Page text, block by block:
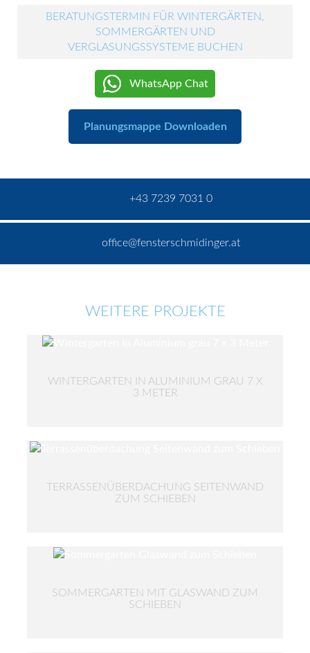
BERATUNGSTERMIN FÜR WINTERGÄRTEN,
SOMMERGÄRTEN UND
VERGLASUNGSSYSTEME BUCHEN
WhatsApp Chat
Planungsmappe Downloaden
+43 7239 7031 0
office@fensterschmidinger.at
WEITERE PROJEKTE
WINTERGARTEN IN ALUMINIUM GRAU 7 X
3 METER
TERRASSENÜBERDACHUNG SEITENWAND
ZUM SCHIEBEN
SOMMERGARTEN MIT GLASWAND ZUM
SCHIEBEN